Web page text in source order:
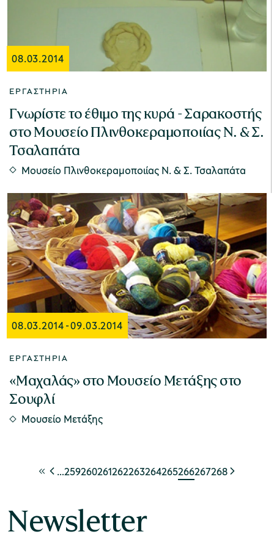
08.03.2014
ΕΡΓΑΣΤΉΡΙΑ
Γνωρίστε το έθιμο της κυρά - Σαρακοστής
στο Μουσείο Πλινθοκεραμοποιίας Ν. & Σ.
Τσαλαπάτα
Μουσείο Πλινθοκεραμοποιίας N. & Σ. Τσαλαπάτα
08.03.2014-09.03.2014
ΕΡΓΑΣΤΉΡΙΑ
«Μαχαλάς» στο Μουσείο Μετάξης στο
Σουφλί
Μουσείο Μετάξης
…259260261262263264265266267268
Newsletter